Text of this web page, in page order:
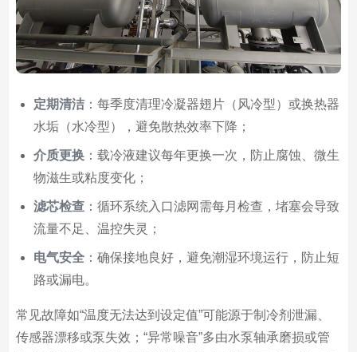
定期清洁：每季度清理冷凝器翅片（风冷型）或换热器
水垢（水冷型），避免散热效率下降；
介质更换：载冷液建议每年更换一次，防止腐蚀、微生
物滋生或粘度变化；
滤芯检查：循环系统入口滤网需每月检查，堵塞会导致
流量不足、温控失灵；
电气安全：确保接地良好，避免潮湿环境运行，防止短
路或漏电。
常见故障如“温度无法达到设定值”可能源于制冷剂泄漏、
传感器漂移或泵失效；“异常噪音”多由水泵轴承磨损或管